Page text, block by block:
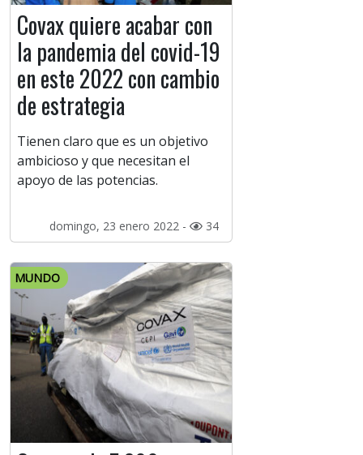
Covax quiere acabar con
la pandemia del covid-19
en este 2022 con cambio
de estrategia
Tienen claro que es un objetivo
ambicioso y que necesitan el
apoyo de las potencias.
domingo, 23 enero 2022 - 34
MUNDO